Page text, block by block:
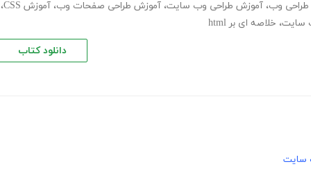
وب، آموزش طراحی وب سایت، آموزش طراحی صفحات وب، آموزش CSS
،
سایت، خلاصه ای بر html
دانلود کتاب
سایت